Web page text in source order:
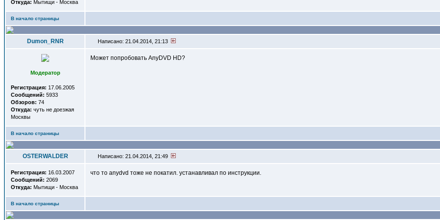
Откуда: Мытищи - Москва
В начало страницы
Dumon_RNR Написано: 21.04.2014, 21:13
Модератор
Регистрация: 17.06.2005
Сообщений: 5933
Обзоров: 74
Откуда: чуть не доезжая
Москвы
Может попробовать AnyDVD HD?
В начало страницы
OSTERWALDER Написано: 21.04.2014, 21:49
Регистрация: 16.03.2007
Сообщений: 2069
Откуда: Мытищи - Москва
что то anydvd тоже не покатил. устанавливал по инструкции.
В начало страницы